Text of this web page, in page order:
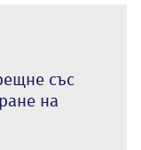
със
на